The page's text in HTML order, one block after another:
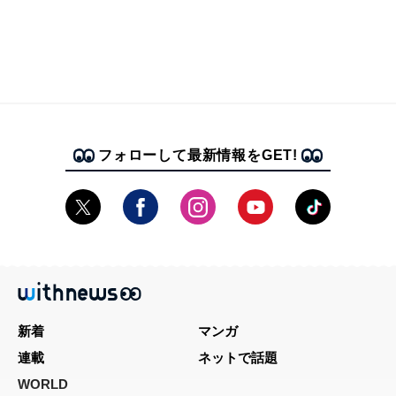
フォローして最新情報をGET!
新着
マンガ
連載
ネットで話題
WORLD